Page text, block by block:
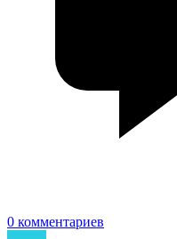
0 комментариев